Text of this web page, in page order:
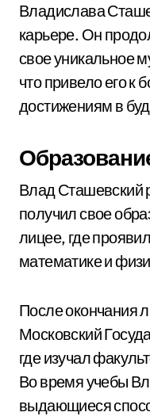
Владислава
карьере. Он
свое уникальное
что привело его к
достижениям в
Влад Сташевский
получил свое
лицее, где
математике и
После окончания
Московский
где изучал
Во время учебы
выдающиеся